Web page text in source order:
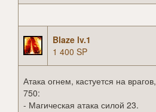
Blaze lv.1
1 400 SP
Атака огнем, кастуется на
750:
- Магическая атака силой 23.